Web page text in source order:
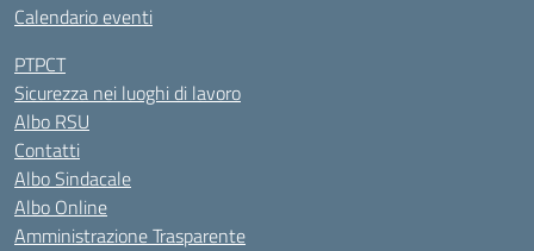
Calendario eventi
PTPCT
Sicurezza nei luoghi di lavoro
Albo RSU
Contatti
Albo Sindacale
Albo Online
Amministrazione Trasparente